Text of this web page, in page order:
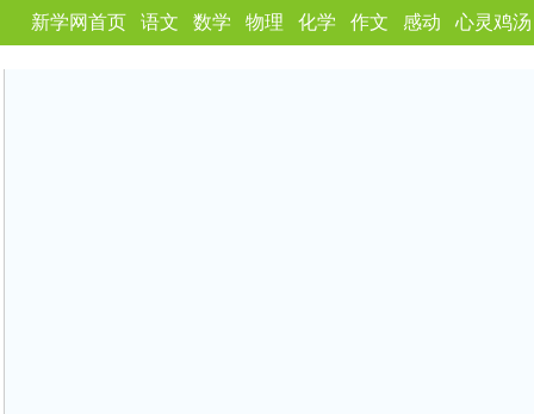
新学网首页 语文 数学 物理 化学 作文 感动 心灵鸡汤